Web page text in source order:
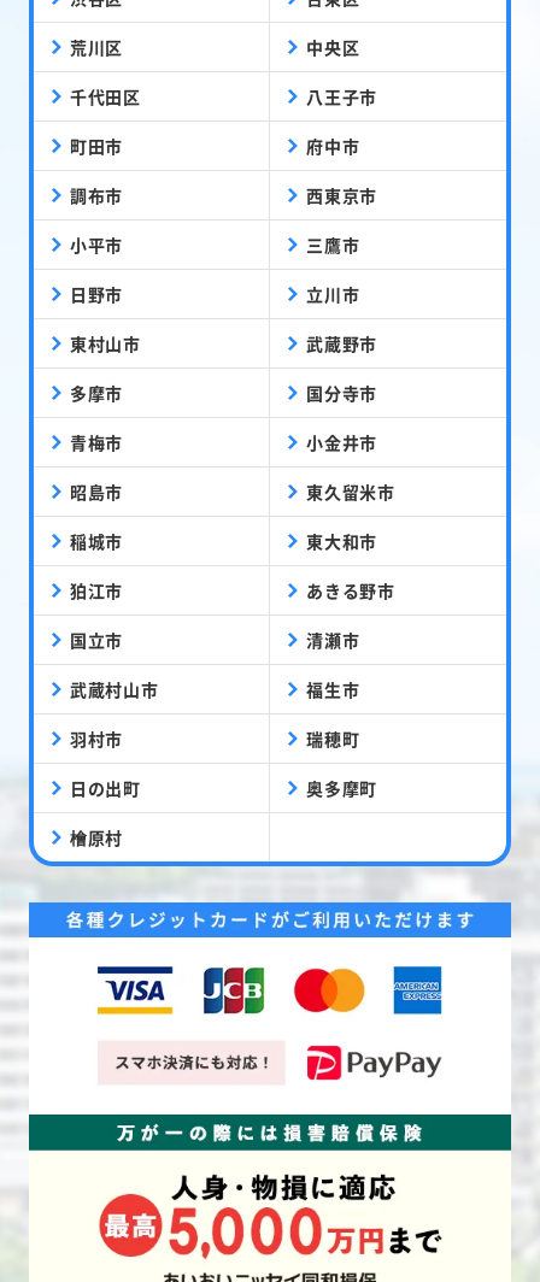
荒川区 中央区
千代田区 八王子市
町田市 府中市
調布市 西東京市
小平市 三鷹市
日野市 立川市
東村山市 武蔵野市
多摩市 国分寺市
青梅市 小金井市
昭島市 東久留米市
稲城市 東大和市
狛江市 あきる野市
国立市 清瀬市
武蔵村山市 福生市
羽村市 瑞穂町
日の出町 奥多摩町
檜原村